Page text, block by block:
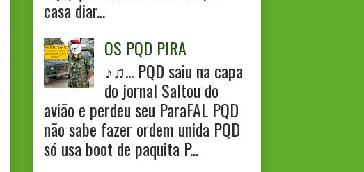
casa diar...
OS PQD PIRA
♪♫... PQD saiu na capa
do jornal Saltou do
avião e perdeu seu ParaFAL PQD
não sabe fazer ordem unida PQD
só usa boot de paquita P...